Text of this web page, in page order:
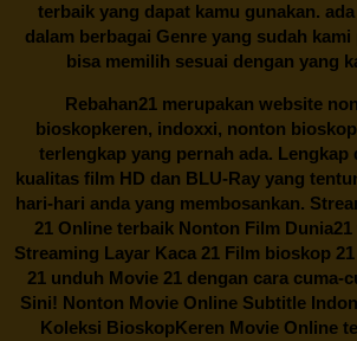
terbaik yang dapat kamu gunakan.
dalam berbagai Genre yang sudah
bisa memilih sesuai dengan yang
Rebahan21 merupakan website
bioskopkeren, indoxxi, nonton
terlengkap yang pernah ada. Lengkap
kualitas film HD dan BLU-Ray yang
hari-hari anda yang membosankan.
21 Online terbaik Nonton Film
Streaming Layar Kaca 21 Film bioskop
21 unduh Movie 21 dengan cara cuma-
Sini! Nonton Movie Online Subtitle
Koleksi BioskopKeren Movie Online